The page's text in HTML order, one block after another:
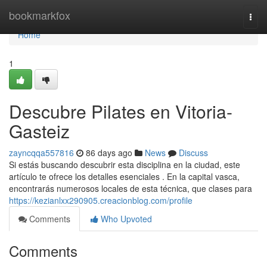
bookmarkfox
Home
Home
1
Descubre Pilates en Vitoria-
Gasteiz
zayncqqa557816 86 days ago News
Discuss
Si estás buscando descubrir esta disciplina en la ciudad, este
artículo te ofrece los detalles esenciales . En la capital vasca,
encontrarás numerosos locales de esta técnica, que clases para
https://kezianlxx290905.creacionblog.com/profile
Comments
Who Upvoted
Comments